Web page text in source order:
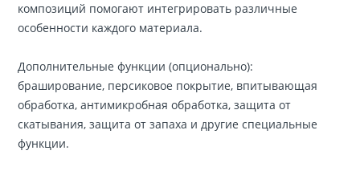
композиций помогают интегрировать различные
особенности каждого материала.
Дополнительные функции (опционально):
браширование, персиковое покрытие, впитывающая
обработка, антимикробная обработка, защита от
скатывания, защита от запаха и другие специальные
функции.